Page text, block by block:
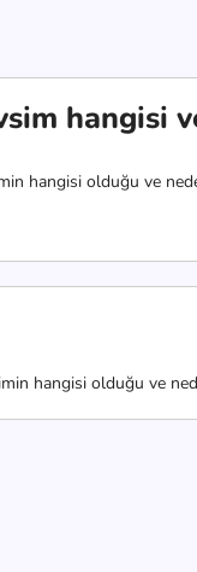
hangisi
hangisi olduğu ve
hangisi olduğu ve